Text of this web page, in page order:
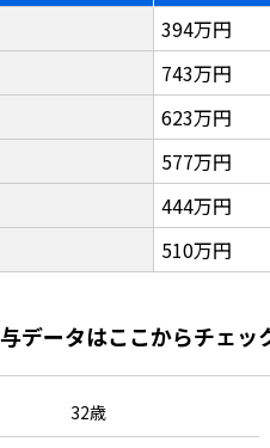
394万円
743万円
623万円
577万円
444万円
510万円
データはここからチェッ
32歳